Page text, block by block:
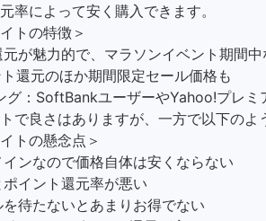
率によって安く購入できます。
トの特徴＞
が魅力的で、マラソンイベント期間
還元のほか期間限定セール価格も
グ：SoftBankユーザーやYahoo!プレミ
で良さはありますが、一方で以下のよ
トの懸念点＞
ンなので価格自体は安くならない
イント還元率が悪い
待たないとあまりお得でない